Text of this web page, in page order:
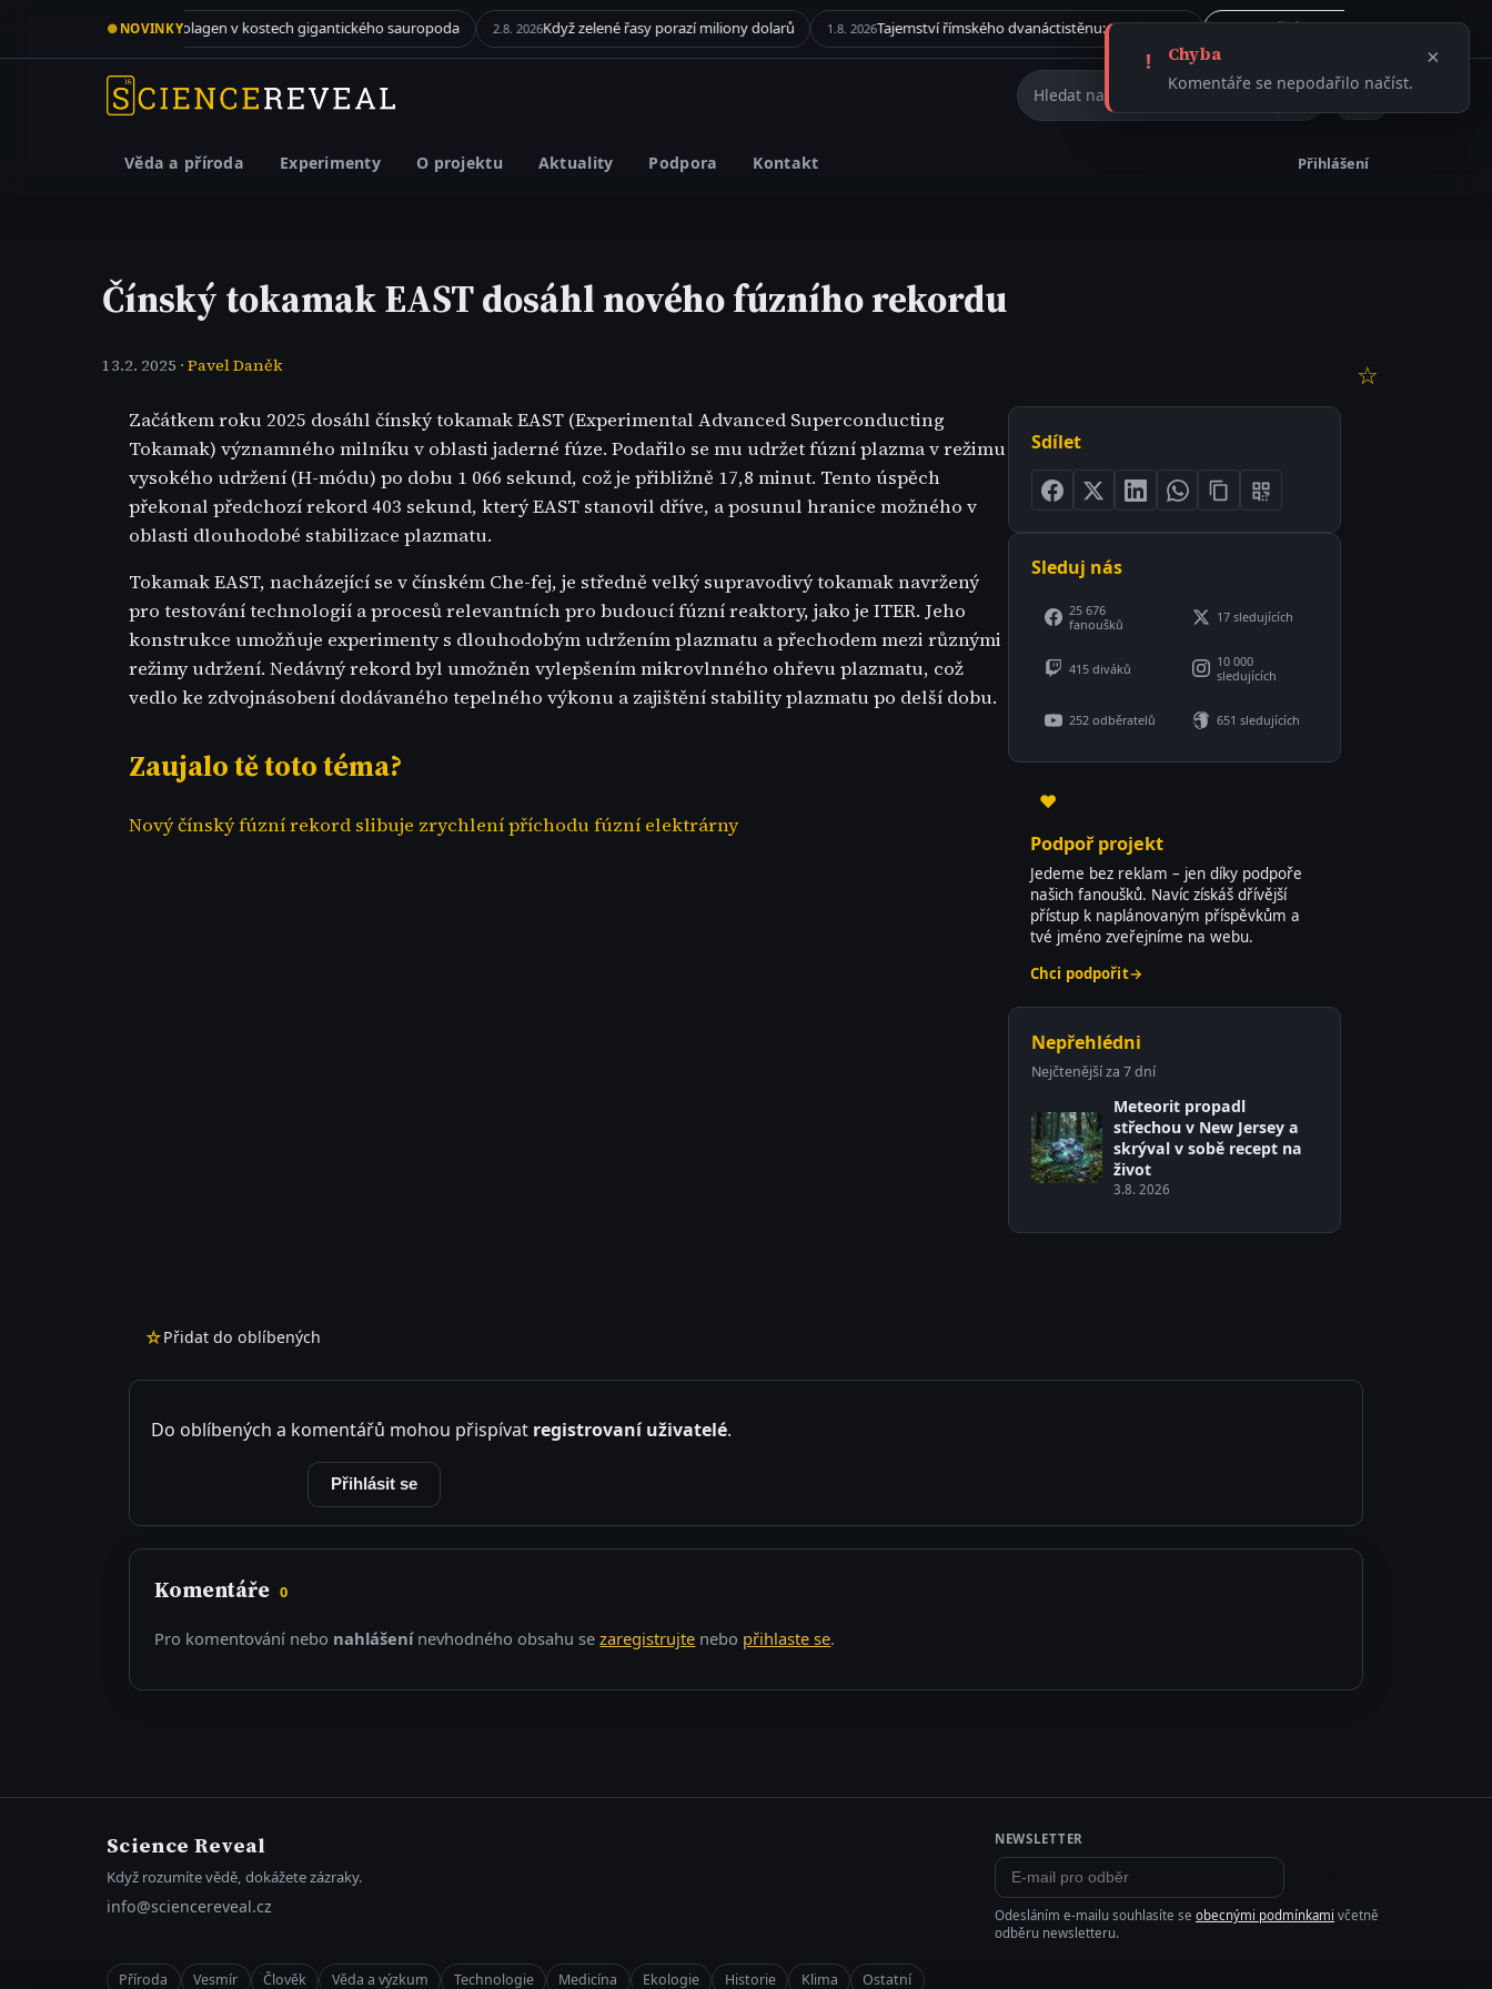
● NOVINKY
3.8. 2026Kolagen v kostech gigantického sauropoda 2.8. 2026 Když zelené řasy porazí miliony dolarů 1.8. 2026 Tajemství římského dvanáctistěnu: Rituální artefakt, nebo ničivá munice? 31.7. 2026ČLÁNEK Vše →
Hledat na webu
Věda a příroda Experimenty O projektu Aktuality Podpora Kontakt Přihlášení
Čínský tokamak EAST dosáhl nového fúzního rekordu
13.2. 2025 · Pavel Daněk ☆
Začátkem roku 2025 dosáhl čínský tokamak EAST (Experimental Advanced Superconducting
Tokamak) významného milníku v oblasti jaderné fúze. Podařilo se mu udržet fúzní plazma v režimu
vysokého udržení (H-módu) po dobu 1 066 sekund, což je přibližně 17,8 minut. Tento úspěch
překonal předchozí rekord 403 sekund, který EAST stanovil dříve, a posunul hranice možného v
oblasti dlouhodobé stabilizace plazmatu.
Tokamak EAST, nacházející se v čínském Che-fej, je středně velký supravodivý tokamak navržený
pro testování technologií a procesů relevantních pro budoucí fúzní reaktory, jako je ITER. Jeho
konstrukce umožňuje experimenty s dlouhodobým udržením plazmatu a přechodem mezi různými
režimy udržení. Nedávný rekord byl umožněn vylepšením mikrovlnného ohřevu plazmatu, což
vedlo ke zdvojnásobení dodávaného tepelného výkonu a zajištění stability plazmatu po delší dobu.
Zaujalo tě toto téma?
Nový čínský fúzní rekord slibuje zrychlení příchodu fúzní elektrárny
Sdílet
Sleduj nás
25 676
fanoušků
17 sledujících
415 diváků
10 000
sledujících
252 odběratelů 651 sledujících
♥
Podpoř projekt
Jedeme bez reklam – jen díky podpoře
našich fanoušků. Navíc získáš dřívější
přístup k naplánovaným příspěvkům a
tvé jméno zveřejníme na webu.
Chci podpořit→
Nepřehlédni
Nejčtenější za 7 dní
Meteorit propadl
střechou v New Jersey a
skrýval v sobě recept na
život
3.8. 2026
☆Přidat do oblíbených
Do oblíbených a komentářů mohou přispívat registrovaní uživatelé.
Přihlásit se
Komentáře 0
Pro komentování nebo nahlášenínevhodného obsahu sezaregistrujte nebo přihlaste se.
Science Reveal
Když rozumíte vědě, dokážete zázraky.
info@sciencereveal.cz
NEWSLETTER
Odesláním e-mailu souhlasíte se obecnými podmínkami včetně
odběru newsletteru.
Příroda Vesmír Člověk Věda a výzkum Technologie Medicína Ekologie Historie Klima Ostatní
! Chyba
Komentáře se nepodařilo načíst.
×